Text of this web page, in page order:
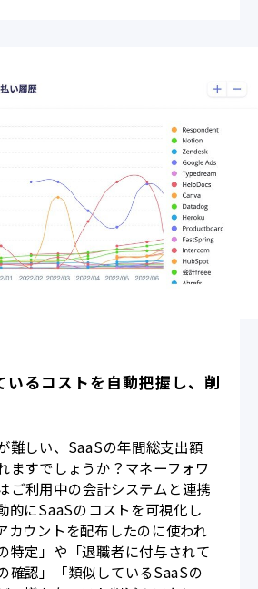
いるコストを自動把握し、削
難しい、SaaSの年間総支出額
ますでしょうか？マネーフォワ
ご利用中の会計システムと連携
的にSaaSのコストを可視化し
カウントを配布したのに使われ
特定」や「退職者に付与されて
確認」「類似しているSaaSの